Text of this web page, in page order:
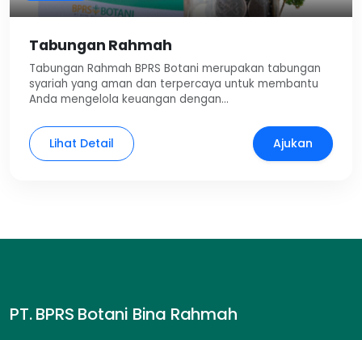
Tabungan Rahmah
Tabungan Rahmah BPRS Botani merupakan tabungan
syariah yang aman dan terpercaya untuk membantu
Anda mengelola keuangan dengan…
Lihat Detail Ajukan
PT. BPRS Botani Bina Rahmah